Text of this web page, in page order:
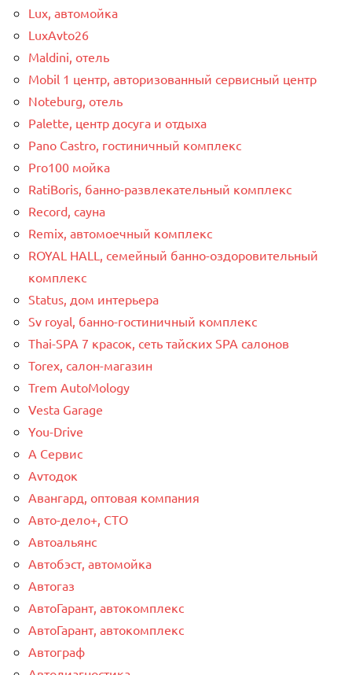
Lux, автомойка
LuxAvto26
Maldini, отель
Mobil 1 центр, авторизованный сервисный центр
Noteburg, отель
Palette, центр досуга и отдыха
Pano Castro, гостиничный комплекс
Pro100 мойка
RatiBoris, банно-развлекательный комплекс
Record, сауна
Remix, автомоечный комплекс
ROYAL HALL, семейный банно-оздоровительный
комплекс
Status, дом интерьера
Sv royal, банно-гостиничный комплекс
Thai-SPA 7 красок, сеть тайских SPA салонов
Torex, салон-магазин
Trem AutoMology
Vesta Garage
You-Drive
А Сервис
Аvтодок
Авангард, оптовая компания
Авто-дело+, СТО
Автоальянс
Автобэст, автомойка
Автогаз
АвтоГарант, автокомплекс
АвтоГарант, автокомплекс
Автограф